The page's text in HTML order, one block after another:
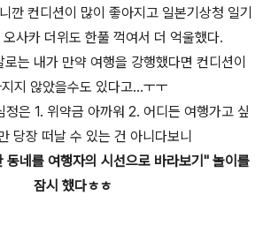
깐 컨디션이 많이 좋아지고 일본기상청 일기
사카 더위도 한풀 꺽여서 더 억울했다.
는 내가 만약 여행을 강행했다면 컨디션이
지 않았을수도 있다고...ㅜㅜ
정은 1. 위약금 아까워 2. 어디든 여행가고 싶
당장 떠날 수 있는 건 아니다보니
동네를 여행자의 시선으로 바라보기" 놀이를
잠시 했다ㅎㅎ